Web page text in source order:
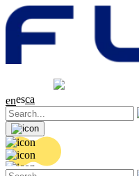
0.06 (+0.3%)
enesca